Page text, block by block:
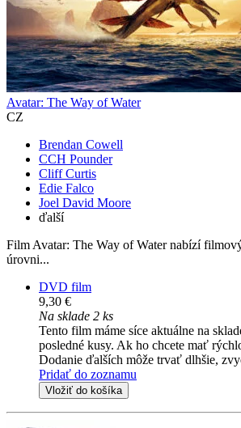
Avatar: The Way of Water
CZ
Brendan Cowell
CCH Pounder
Cliff Curtis
Edie Falco
Joel David Moore
ďalší
Film Avatar: The Way of Water nabízí
úrovni...
DVD film
9,30 €
Na sklade 2 ks
Tento film máme síce aktuálne na
posledné kusy. Ak ho chcete mať
Dodanie ďalších môže trvať dlhšie,
Pridať do zoznamu
Vložiť do košíka